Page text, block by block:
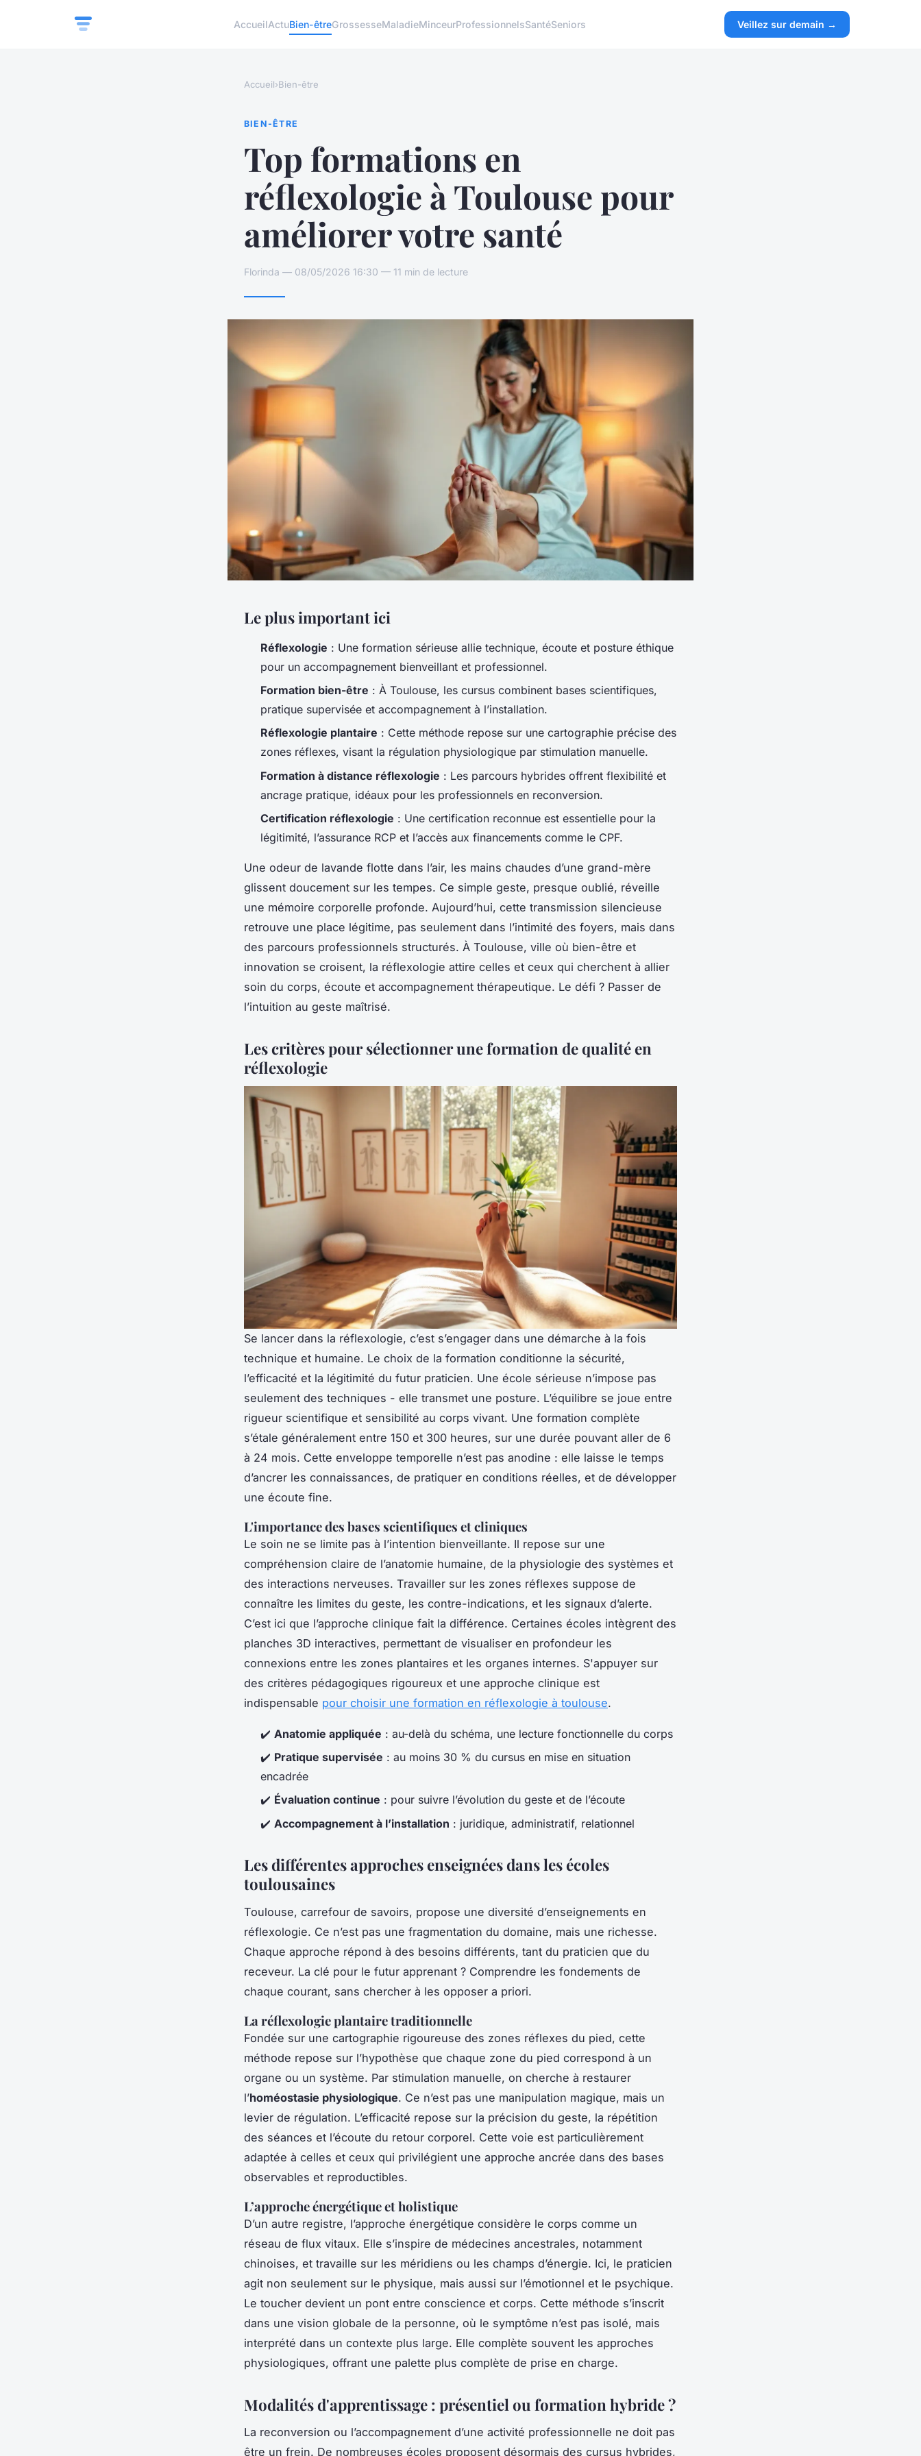
AccueilActuBien-êtreGrossesseMaladieMinceurProfessionnelsSantéSeniors Veillez sur demain →
Accueil›Bien-être
BIEN-ÊTRE
Top formations en
réflexologie à Toulouse pour
améliorer votre santé
Florinda — 08/05/2026 16:30 — 11 min de lecture
Le plus important ici
Réflexologie : Une formation sérieuse allie technique, écoute et posture éthique
pour un accompagnement bienveillant et professionnel.
Formation bien-être : À Toulouse, les cursus combinent bases scientifiques,
pratique supervisée et accompagnement à l’installation.
Réflexologie plantaire : Cette méthode repose sur une cartographie précise des
zones réflexes, visant la régulation physiologique par stimulation manuelle.
Formation à distance réflexologie : Les parcours hybrides offrent flexibilité et
ancrage pratique, idéaux pour les professionnels en reconversion.
Certification réflexologie : Une certification reconnue est essentielle pour la
légitimité, l’assurance RCP et l’accès aux financements comme le CPF.
Une odeur de lavande flotte dans l’air, les mains chaudes d’une grand-mère
glissent doucement sur les tempes. Ce simple geste, presque oublié, réveille
une mémoire corporelle profonde. Aujourd’hui, cette transmission silencieuse
retrouve une place légitime, pas seulement dans l’intimité des foyers, mais dans
des parcours professionnels structurés. À Toulouse, ville où bien-être et
innovation se croisent, la réflexologie attire celles et ceux qui cherchent à allier
soin du corps, écoute et accompagnement thérapeutique. Le défi ? Passer de
l’intuition au geste maîtrisé.
Les critères pour sélectionner une formation de qualité en
réflexologie
Se lancer dans la réflexologie, c’est s’engager dans une démarche à la fois
technique et humaine. Le choix de la formation conditionne la sécurité,
l’efficacité et la légitimité du futur praticien. Une école sérieuse n’impose pas
seulement des techniques - elle transmet une posture. L’équilibre se joue entre
rigueur scientifique et sensibilité au corps vivant. Une formation complète
s’étale généralement entre 150 et 300 heures, sur une durée pouvant aller de 6
à 24 mois. Cette enveloppe temporelle n’est pas anodine : elle laisse le temps
d’ancrer les connaissances, de pratiquer en conditions réelles, et de développer
une écoute fine.
L'importance des bases scientifiques et cliniques
Le soin ne se limite pas à l’intention bienveillante. Il repose sur une
compréhension claire de l’anatomie humaine, de la physiologie des systèmes et
des interactions nerveuses. Travailler sur les zones réflexes suppose de
connaître les limites du geste, les contre-indications, et les signaux d’alerte.
C’est ici que l’approche clinique fait la différence. Certaines écoles intègrent des
planches 3D interactives, permettant de visualiser en profondeur les
connexions entre les zones plantaires et les organes internes. S'appuyer sur
des critères pédagogiques rigoureux et une approche clinique est
indispensable pour choisir une formation en réflexologie à toulouse.
✔️ Anatomie appliquée : au-delà du schéma, une lecture fonctionnelle du corps
✔️ Pratique supervisée : au moins 30 % du cursus en mise en situation
encadrée
✔️ Évaluation continue : pour suivre l’évolution du geste et de l’écoute
✔️ Accompagnement à l’installation : juridique, administratif, relationnel
Les différentes approches enseignées dans les écoles
toulousaines
Toulouse, carrefour de savoirs, propose une diversité d’enseignements en
réflexologie. Ce n’est pas une fragmentation du domaine, mais une richesse.
Chaque approche répond à des besoins différents, tant du praticien que du
receveur. La clé pour le futur apprenant ? Comprendre les fondements de
chaque courant, sans chercher à les opposer a priori.
La réflexologie plantaire traditionnelle
Fondée sur une cartographie rigoureuse des zones réflexes du pied, cette
méthode repose sur l’hypothèse que chaque zone du pied correspond à un
organe ou un système. Par stimulation manuelle, on cherche à restaurer
l’homéostasie physiologique. Ce n’est pas une manipulation magique, mais un
levier de régulation. L’efficacité repose sur la précision du geste, la répétition
des séances et l’écoute du retour corporel. Cette voie est particulièrement
adaptée à celles et ceux qui privilégient une approche ancrée dans des bases
observables et reproductibles.
L’approche énergétique et holistique
D’un autre registre, l’approche énergétique considère le corps comme un
réseau de flux vitaux. Elle s’inspire de médecines ancestrales, notamment
chinoises, et travaille sur les méridiens ou les champs d’énergie. Ici, le praticien
agit non seulement sur le physique, mais aussi sur l’émotionnel et le psychique.
Le toucher devient un pont entre conscience et corps. Cette méthode s’inscrit
dans une vision globale de la personne, où le symptôme n’est pas isolé, mais
interprété dans un contexte plus large. Elle complète souvent les approches
physiologiques, offrant une palette plus complète de prise en charge.
Modalités d'apprentissage : présentiel ou formation hybride ?
La reconversion ou l’accompagnement d’une activité professionnelle ne doit pas
être un frein. De nombreuses écoles proposent désormais des cursus hybrides,